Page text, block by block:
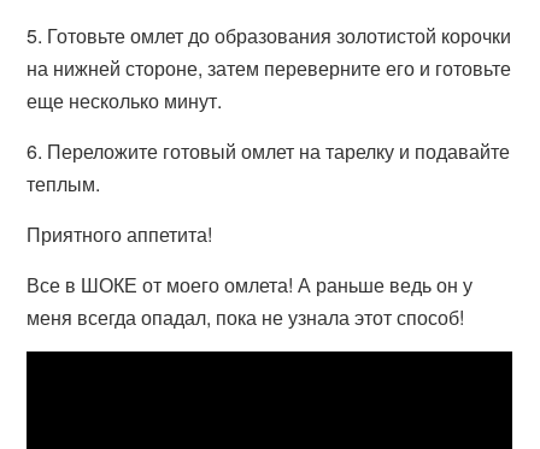
5. Готовьте омлет до образования золотистой корочки
на нижней стороне, затем переверните его и готовьте
еще несколько минут.
6. Переложите готовый омлет на тарелку и подавайте
теплым.
Приятного аппетита!
Все в ШОКЕ от моего омлета! А раньше ведь он у
меня всегда опадал, пока не узнала этот способ!